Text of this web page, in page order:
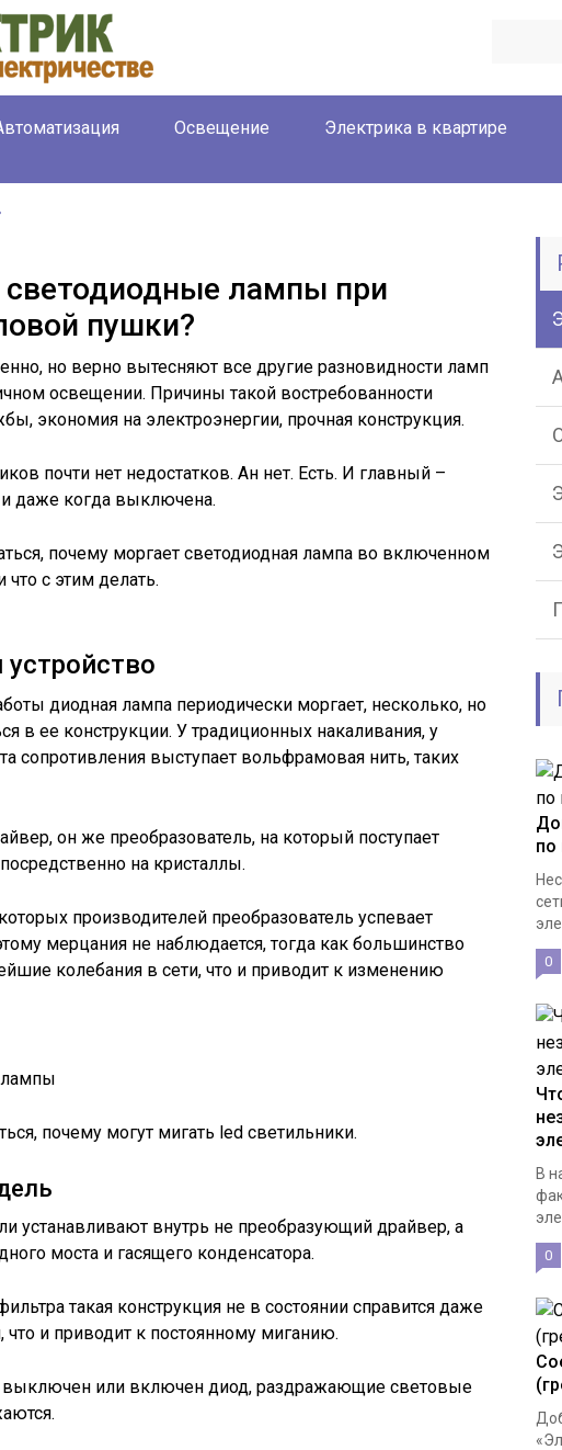
Освещение Электрика в квартире
лампы при
пушки?
но верно вытесняют все другие разновидности ламп
освещении. Причины такой востребованности
экономия на электроэнергии, прочная конструкция.
почти нет недостатков. Ан нет. Есть. И главный –
и даже когда выключена.
почему моргает светодиодная лампа во включенном
с этим делать.
диодная лампа периодически моргает, несколько, но
в ее конструкции. У традиционных накаливания, у
сопротивления выступает вольфрамовая нить, таких
он же преобразователь, на который поступает
на кристаллы.
производителей преобразователь успевает
мерцания не наблюдается, тогда как большинство
колебания в сети, что и приводит к изменению
лампы
почему могут мигать led светильники.
устанавливают внутрь не преобразующий драйвер, а
моста и гасящего конденсатора.
такая конструкция не в состоянии справится даже
и приводит к постоянному миганию.
выключен или включен диод, раздражающие световые
по
0
В
0